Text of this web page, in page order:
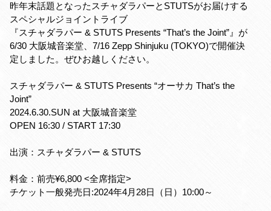
昨年末話題となったスチャダラパーとSTUTSがお届けする
スペシャルジョイントライブ
『スチャダラパー & STUTS Presents “That’s the Joint”』が
6/30 大阪城音楽堂、7/16 Zepp Shinjuku (TOKYO)で開催決
定しました。ぜひお越しください。
スチャダラパー & STUTS Presents “オーサカ That’s the
Joint”
2024.6.30.SUN at 大阪城音楽堂
OPEN 16:30 / START 17:30
出演：スチャダラパー & STUTS
料金：前売¥6,800 <全席指定>
チケット一般発売日:2024年4月28日（日）10:00～